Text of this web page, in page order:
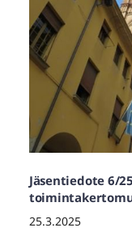
Jäsentiedote 6/
25.3.2025